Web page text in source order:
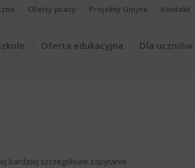
Oferty pracy Projekty Unijne Kontakt
Oferta edukacyjna Dla
bardziej szczegółowe zapytanie